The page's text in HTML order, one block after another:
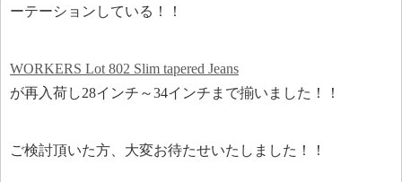
ーテーションしている！！
WORKERS Lot 802 Slim tapered Jeans
が再入荷し28インチ～34インチまで揃いました！！
ご検討頂いた方、大変お待たせいたしました！！